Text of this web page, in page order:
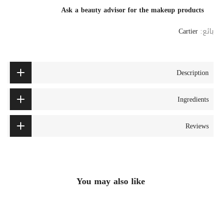
Ask a beauty advisor for the makeup products
بائع: Cartier
Description
Ingredients
Reviews
You may also like